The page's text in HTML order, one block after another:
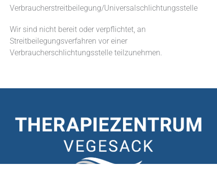
Verbraucher­streit­beilegung/Universal­schlichtungs­stelle
Wir sind nicht bereit oder verpflichtet, an
Streitbeilegungsverfahren vor einer
Verbraucherschlichtungsstelle teilzunehmen.